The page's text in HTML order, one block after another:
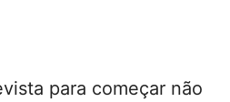
para começar não